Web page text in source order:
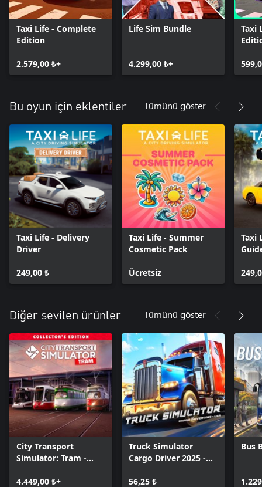
Taxi Life - Complete
Edition
2.579,00 ₺+
Life Sim Bundle
4.299,00 ₺+
Taxi
Bu oyun için eklentiler Tümünü göster
Taxi Life - Delivery
Driver
249,00 ₺
Taxi Life - Summer
Cosmetic Pack
Ücretsiz
Taxi
Diğer sevilen ürünler Tümünü göster
City Transport
Simulator: Tram -
4.449,00 ₺+
Truck Simulator
Cargo Driver 2025 -
56,25 ₺
Bus